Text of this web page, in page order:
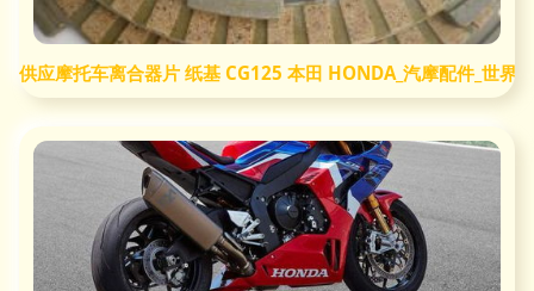
供应摩托车离合器片 纸基 CG125 本田 HONDA_汽摩配件_世界